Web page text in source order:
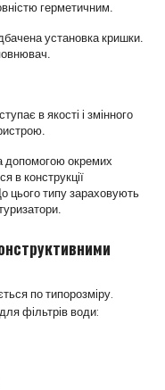
герметичним.
установка кришки.
в якості і змінного
допомогою окремих
в конструкції
цього типу зараховують
по типорозміру.
фільтрів води: